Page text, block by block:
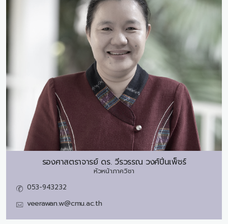
รองศาสตราจารย์ ดร. วีรวรรณ วงศ์ปิ่นเพ็ชร์
หัวหน้าภาควิชา
053-943232
veerawan.w@cmu.ac.th